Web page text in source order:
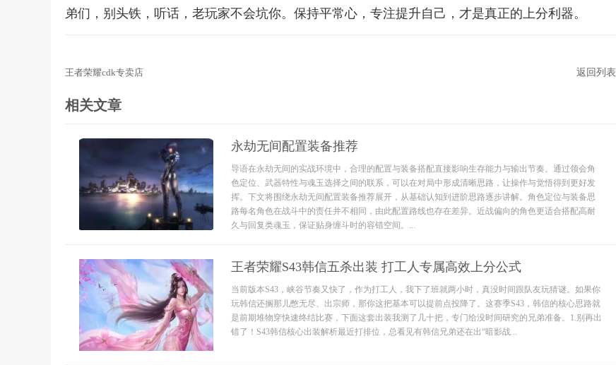
弟们，别头铁，听话，老玩家不会坑你。保持平常心，专注提升自己，才是真正的上分利器。
王者荣耀cdk专卖店 返回列表
相关文章
永劫无间配置装备推荐
导语在永劫无间的实战环境中，合理的配置与装备搭配直接影响生存能力与输出节奏。通过领会角
色定位、武器特性与魂玉选择之间的联系，可以在对局中形成清晰思路，让操作与觉悟得到更好发
挥。下文将围绕永劫无间配置装备推荐展开，从基础认知到进阶思路逐步讲解。角色定位与装备思
路每名角色在战斗中的责任并不相同，由此配置路线也存在差异。近战偏向的角色更适合搭配高耐
久与回复类魂玉，保证贴身缠斗时的容错空间。...
王者荣耀S43韩信五杀出装 打工人专属高效上分公式
当前版本S43，峡谷节奏又快了，作为打工人，我下了班就两小时，真没时间跟队友玩猜谜。如果你
玩韩信还搁那儿憋无尽、出宗师，那你这把基本可以提前点投降了。这赛季S43，韩信的核心思路就
是前期堆物穿快速终结比赛，下面这套出装我测了几十把，专门给没时间研究的兄弟准备。1.别再出
错了！S43韩信核心出装解析最近打排位，总看见有韩信兄弟还在出“暗影战...